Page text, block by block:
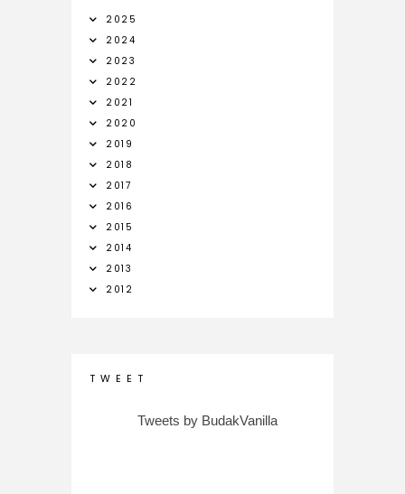
2025
2024
2023
2022
2021
2020
2019
2018
2017
2016
2015
2014
2013
2012
T W E E T
Tweets by BudakVanilla